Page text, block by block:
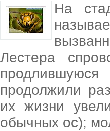
На
Лестера
продолжили
их жизни
обычных ос);